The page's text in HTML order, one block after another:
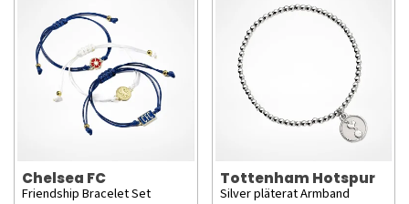
Chelsea FC
Friendship Bracelet Set
Tottenham Hotspur
Silver pläterat Armband